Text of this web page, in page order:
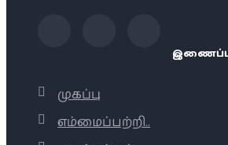
முகப்பு
எம்மைப்பற்றி..